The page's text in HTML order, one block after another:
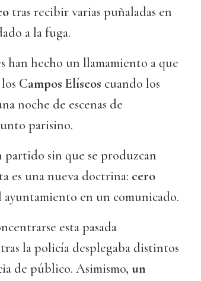
tras recibir varias puñaladas en
a la fuga.
han hecho un llamamiento a que
Campos Elíseos cuando los
noche de escenas de
parisino.
sin que se produzcan
es una nueva doctrina: cero
ayuntamiento en un comunicado.
esta pasada
la policía desplegaba distintos
de público. Asimismo, un